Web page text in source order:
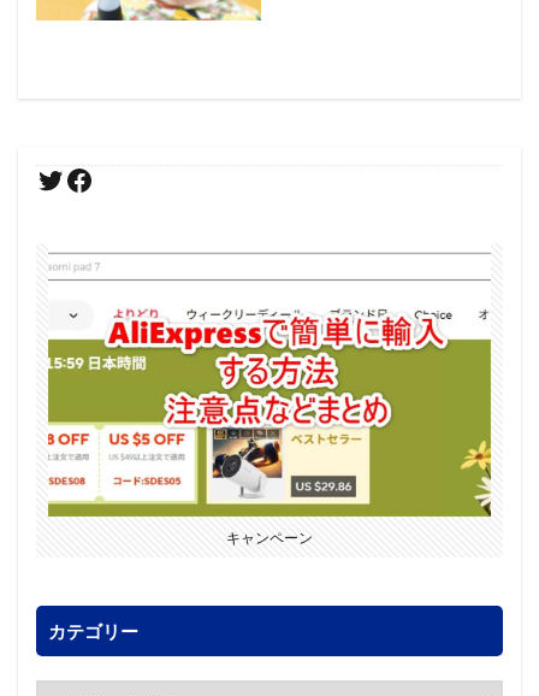
キャンペーン
カテゴリー